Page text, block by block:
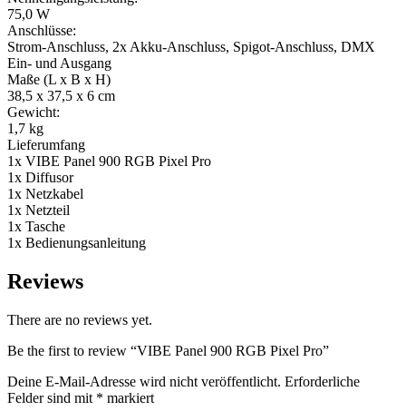
75,0 W
Anschlüsse:
Strom-Anschluss, 2x Akku-Anschluss, Spigot-Anschluss, DMX
Ein- und Ausgang
Maße (L x B x H)
38,5 x 37,5 x 6 cm
Gewicht:
1,7 kg
Lieferumfang
1x VIBE Panel 900 RGB Pixel Pro
1x Diffusor
1x Netzkabel
1x Netzteil
1x Tasche
1x Bedienungsanleitung
Reviews
There are no reviews yet.
Be the first to review “VIBE Panel 900 RGB Pixel Pro”
Deine E-Mail-Adresse wird nicht veröffentlicht. Erforderliche
Felder sind mit * markiert